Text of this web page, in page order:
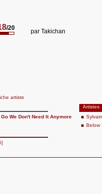
/20 par Takichan
artiste
Go We Don't Need It Anymore
Artistes
Below